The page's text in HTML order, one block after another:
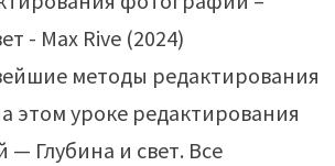
методы редактирования
этом уроке редактирования
Глубина и свет. Все